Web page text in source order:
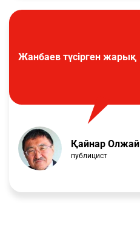
Жанбаев түсірген жарық
Қайнар Олжай
публицист